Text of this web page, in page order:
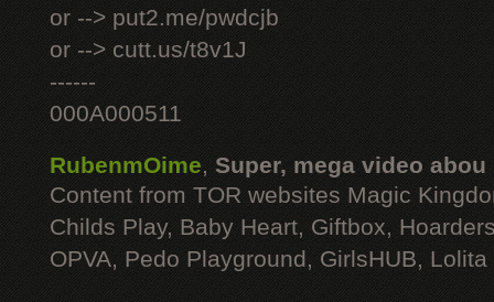
or --> put2.me/pwdcjb
or --> cutt.us/t8v1J
------
000A000511
RubenmOime, Super, mega video abou
Content from TOR websites Magic
Childs Play, Baby Heart, Giftbox,
OPVA, Pedo Playground, GirlsHUB, Lolita